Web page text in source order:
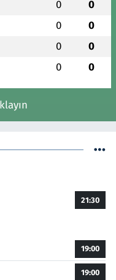
0 0
0 0
0 0
0 0
21:30
19:00
19:00